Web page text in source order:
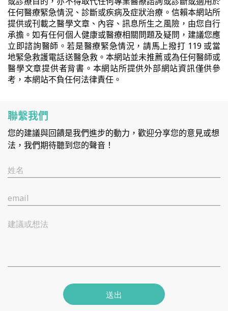
任何醫療緊急情況、診斷或疾病及症狀治療。信賴本網站所
提供或刊載之醫學文章、內容、訊息所生之風險，由您自行
承擔。如有任何個人健康或醫療相關問題及疑問，建議您應
立即諮詢醫師。若是醫療緊急情況，請馬上撥打 119 或當
地緊急救護電話送醫急救。本網站並未推薦或為任何醫師或
醫學文章提供者背書。本網站所提供外部網站資訊僅供參
考，本網站不負任何法律責任。
聯繫我們
您的建議與回饋是我們進步的動力，歡迎分享您的意見或想
法，我們期待聽到您的聲音！
姓名
email
建議或想法
送出